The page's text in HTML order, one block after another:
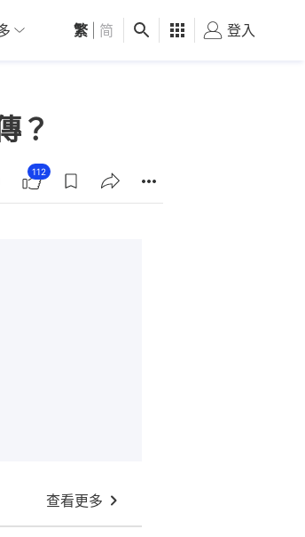
01深圳 觀點 健康 好食玩飛
繁 简 登入
？
112
查看更多